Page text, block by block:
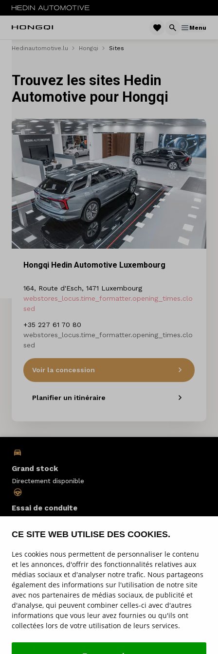
CE SITE WEB UTILISE DES COOKIES.
Les cookies nous permettent de personnaliser le contenu
et les annonces, d'offrir des fonctionnalités relatives aux
médias sociaux et d'analyser notre trafic. Nous partageons
également des informations sur l'utilisation de notre site
avec nos partenaires de médias sociaux, de publicité et
d'analyse, qui peuvent combiner celles-ci avec d'autres
informations que vous leur avez fournies ou qu'ils ont
collectées lors de votre utilisation de leurs services.
Menu
Menu
E-HS9
Service & entretien
Sites
Contact
Vergelijken
Concessionaires
Nos marques
Langue
Français
Hedinautomotive.lu Hongqi Sites
Trouvez les sites Hedin
Automotive pour Hongqi
Hongqi Hedin Automotive Luxembourg
164, Route d'Esch, 1471 Luxembourg
webstores_locus.time_formatter.opening_times.clo
sed
+35 227 61 70 80
webstores_locus.time_formatter.opening_times.clo
sed
Voir la concession
Planifier un itinéraire
Grand stock
Directement disponible
Essai de conduite
Par des spécialistes
Location
au Luxembourg
Service & entretien